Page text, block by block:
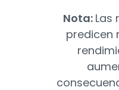
Nota: Las
predicen